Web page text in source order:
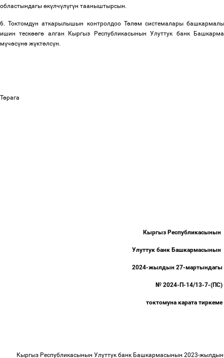
областындагы өкүлчүлүгүн тааныштырсын.
6. Токтомдун аткарылышын контролдоо Төлөм системалары
ишин тескөөгө алган Кыргыз Республикасынын Улуттук банк
мүчөсүнө жүктөлсүн.
Төрага
Кыргыз Республикасынын
Улуттук банк Башкармасынын
2024-жылдын 27-мартындагы
№ 2024-П-14/13-7-(ПС)
токтомуна карата тиркеме
Кыргыз Республикасынын Улуттук банк Башкармасынын 2023-